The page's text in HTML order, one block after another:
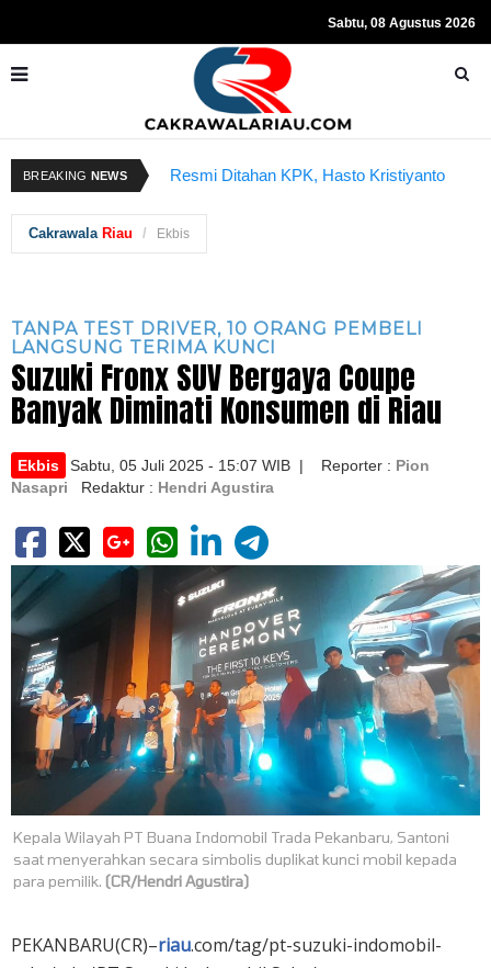
Sabtu, 08 Agustus 2026
BREAKING NEWS
Vs Bahrain
Resmi Ditahan KPK, Hasto Kristiyanto
Cakrawala Riau Ekbis
TANPA TEST DRIVER, 10 ORANG PEMBELI
LANGSUNG TERIMA KUNCI
Suzuki Fronx SUV Bergaya Coupe
Banyak Diminati Konsumen di Riau
Ekbis Sabtu, 05 Juli 2025 - 15:07 WIB | Reporter : Pion
Nasapri
Redaktur : Hendri Agustira
Kepala Wilayah PT Buana Indomobil Trada Pekanbaru, Santoni
saat menyerahkan secara simbolis duplikat kunci mobil kepada
para pemilik. (CR/Hendri Agustira)
PEKANBARU(CR)–riau.com/tag/pt-suzuki-indomobil-